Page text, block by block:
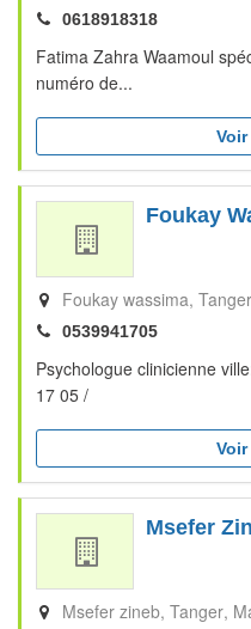
0618918318
Fatima Zahra Waamoul
numéro de...
Foukay
Foukay wassima Tanger
0539941705
Psychologue clinicienne
17 05 /
Msefer
Msefer zineb Tanger